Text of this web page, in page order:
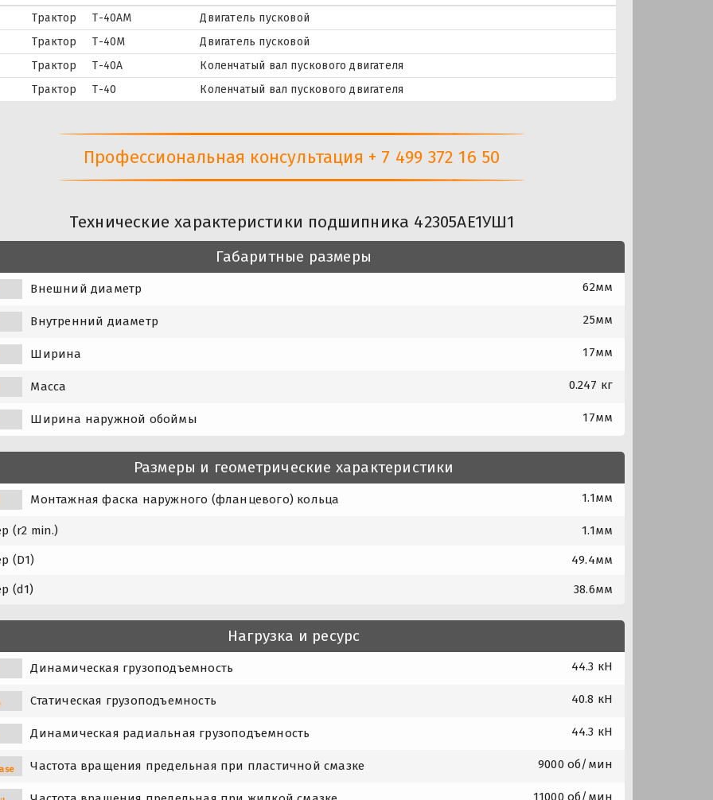
Трактор
Т-40АМ
Двигатель пусковой
Трактор
Т-40М
Двигатель пусковой
Трактор
Т-40А
Коленчатый вал пускового двигателя
Трактор
Т-40 Коленчатый вал пускового двигателя
Профессиональная консультация + 7 499 372 16 50
Технические характеристики подшипника 42305AE1УШ1
Габаритные размеры
Внешний диаметр 62мм
Внутренний диаметр 25мм
Ширина 17мм
Масса 0.247 кг
Ширина наружной обоймы 17мм
Размеры и геометрические характеристики
Монтажная фаска наружного (фланцевого) кольца 1.1мм
(r2 min.) 1.1мм
(D1) 49.4мм
(d1) 38.6мм
Нагрузка и ресурс
Динамическая грузоподъемность 44.3 кН
Статическая грузоподъемность 40.8 кН
Динамическая радиальная грузоподъемность 44.3 кН
Частота вращения предельная при пластичной смазке 9000 об/мин
11000 об/мин